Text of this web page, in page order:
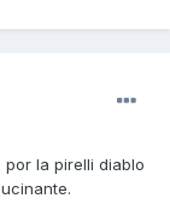
la pirelli diablo